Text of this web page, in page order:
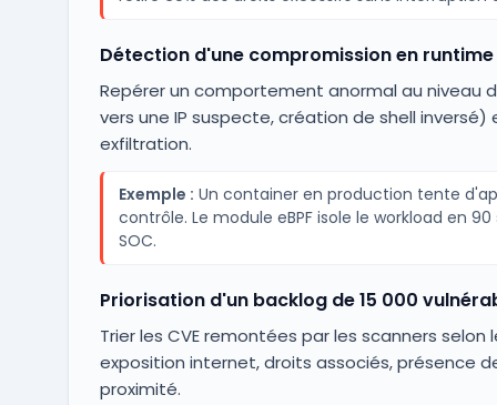
Détection d'une compromission en runtime
Repérer un comportement anormal au niveau
vers une IP suspecte, création de shell
exfiltration.
Exemple : Un container en production tente
contrôle. Le module eBPF isole le workload en
SOC.
Priorisation d'un backlog de 15 000
Trier les CVE remontées par les scanners selon
exposition internet, droits associés, présence
proximité.